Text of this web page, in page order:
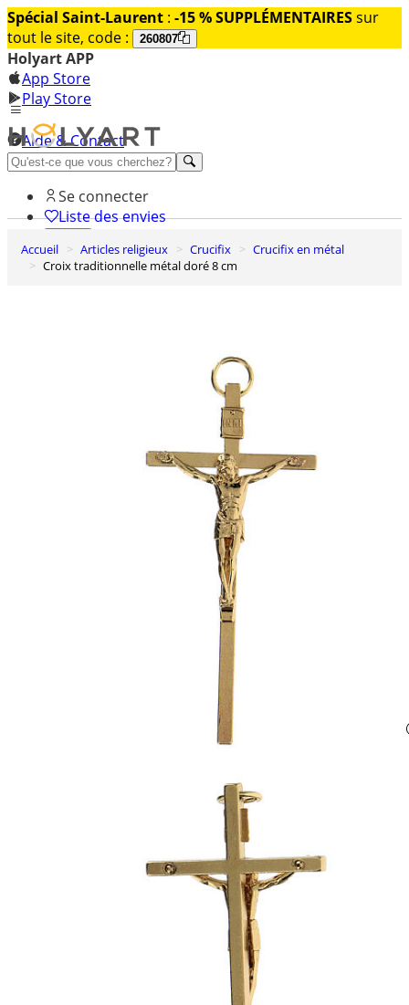
Spécial Saint-Laurent : -15 % SUPPLÉMENTAIRESsur
tout le site, code :
260807
Holyart APP
App Store
Play Store
Aide & Contact
Découvrez Premium
Se connecter
Liste des envies
0
Panier
Accueil Articles religieux Crucifix
Crucifix en métal
Croix traditionnelle métal doré 8 cm